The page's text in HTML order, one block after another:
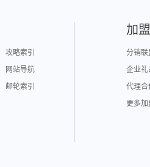
攻略索引
网站导航
邮轮索引
加
分销联
企业礼
代理合
更多